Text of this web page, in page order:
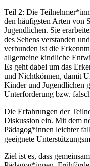
Teil 2: Die
den häufigsten Arten von
Jugendlichen. Sie
des Sehens verstanden
verbunden ist die
allgemeine kindliche
Es geht dabei um das
und Nichtkönnen, damit
Kinder und Jugendlichen
Unterforderung bzw.
Die Erfahrungen der
Diskussion ein. Mit dem
Pädagog*innen leichter
geeignete
Ziel ist es, dass